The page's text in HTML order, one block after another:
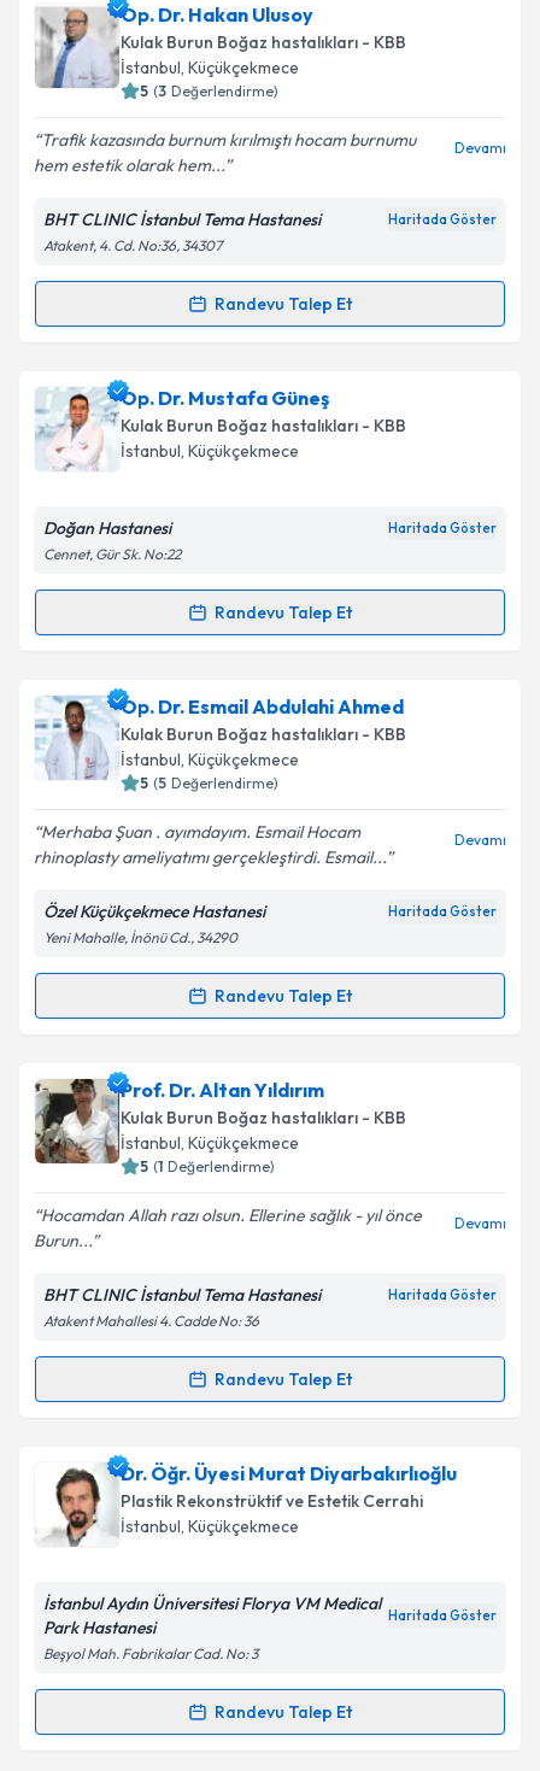
Dr. Öğr. Üyesi Ali Nurhan Özbaba
takvimi talebi oluşturun. Size bu uzmandan randevu
almanız için bir takvim hazırlandığında e-posta ile
bilgilendireceğiz.
E-posta Adresiniz
Kişisel verilerimin işlenmesine ilişkin
Metni'ni okudum ve kişisel verilerimin belirtilen
kapsamda işlenmesini kabul ediyorum.
Op. Dr. Hakan Ulusoy
Kulak Burun Boğaz hastalıkları - KBB
İstanbul, Küçükçekmece
5 (3 Değerlendirme)
Trafik kazasında burnum kırılmıştı hocam burnumu
hem estetik olarak hem...
Devamı
BHT CLINIC İstanbul Tema Hastanesi Haritada Göster
Atakent, 4. Cd. No:36, 34307
Randevu Talep Et
Randevu Takvimi Talebi
Op. Dr. Hakan Ulusoyiçin randevu takvimi talebi
oluşturun. Size bu uzmandan randevu almanız için bir
takvim hazırlandığında e-posta ile bilgilendireceğiz.
Kişisel verilerimin işlenmesine ilişkin
Metni'ni okudum ve kişisel verilerimin belirtilen
Takvim Talebini Gönder
Op. Dr. Mustafa Güneş
Kulak Burun Boğaz hastalıkları - KBB
İstanbul, Küçükçekmece
Doğan Hastanesi Haritada Göster
Cennet, Gür Sk. No:22
Randevu Talep Et
Randevu Takvimi Talebi
Op. Dr. Mustafa Güneşiçin randevu takvimi talebi
oluşturun. Size bu uzmandan randevu almanız için bir
takvim hazırlandığında e-posta ile bilgilendireceğiz.
Kişisel verilerimin işlenmesine ilişkin
Aydınlatma
Metni'ni okudum ve kişisel verilerimin belirtilen
kapsamda işlenmesini kabul ediyorum.
Op. Dr. Esmail Abdulahi Ahmed
Kulak Burun Boğaz hastalıkları - KBB
İstanbul, Küçükçekmece
5 (5 Değerlendirme)
Merhaba Şuan . ayımdayım. Esmail Hocam
rhinoplasty ameliyatımı gerçekleştirdi. Esmail...
Devamı
Özel Küçükçekmece Hastanesi Haritada Göster
Yeni Mahalle, İnönü Cd., 34290
Randevu Talep Et
Randevu Takvimi Talebi
Op. Dr. Esmail Abdulahi Ahmed
takvimi talebi oluşturun. Size bu uzmandan randevu
almanız için bir takvim hazırlandığında e-posta ile
bilgilendireceğiz.
E-posta Adresiniz
Kişisel verilerimin işlenmesine ilişkin
Metni'ni okudum ve kişisel verilerimin belirtilen
kapsamda işlenmesini kabul ediyorum.
Prof. Dr. Altan Yıldırım
Kulak Burun Boğaz hastalıkları - KBB
İstanbul, Küçükçekmece
5 (1 Değerlendirme)
Hocamdan Allah razı olsun. Ellerine sağlık - yıl önce
Burun...
Devamı
BHT CLINIC İstanbul Tema Hastanesi Haritada Göster
Atakent Mahallesi 4. Cadde No: 36
Randevu Talep Et
Randevu Takvimi Talebi
Prof. Dr. Altan Yıldırımiçin randevu takvimi talebi
oluşturun. Size bu uzmandan randevu almanız için bir
takvim hazırlandığında e-posta ile bilgilendireceğiz.
Kişisel verilerimin işlenmesine ilişkinAydınlatma
'ni okudum ve kişisel verilerimin belirtilen
kapsamda işlenmesini kabul ediyorum.
Dr. Öğr. Üyesi Murat Diyarbakırlıoğlu
Plastik Rekonstrüktif ve Estetik Cerrahi
İstanbul, Küçükçekmece
İstanbul Aydın Üniversitesi Florya VM Medical
Park Hastanesi
Haritada Göster
Beşyol Mah. Fabrikalar Cad. No: 3
Randevu Talep Et
Randevu Takvimi Talebi